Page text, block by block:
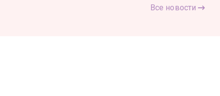
Все новости